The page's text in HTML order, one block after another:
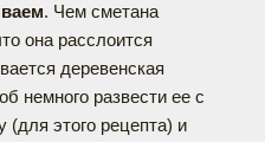
. Чем сметана
она расслоится
деревенская
немного развести ее с
этого рецепта) и